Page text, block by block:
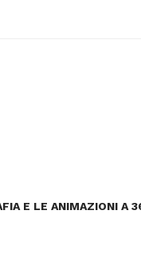
E LE ANIMAZIONI A